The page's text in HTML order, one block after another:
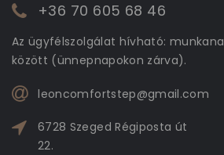
+36 70 605 68 46
Az ügyfélszolgálat hívható:
között (ünnepnapokon zárva).
leoncomfortstep@gmail.com
6728 Szeged Régiposta út
22.